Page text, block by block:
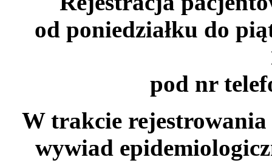
od poniedziałku do
pod nr
W trakcie
wywiad